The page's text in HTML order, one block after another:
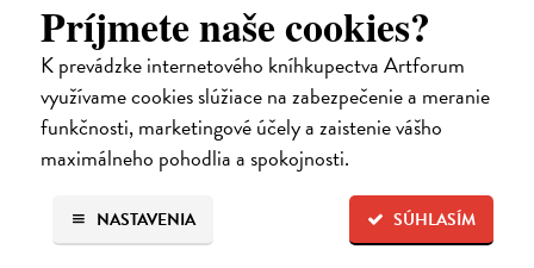
Príjmete naše cookies?
K prevádzke internetového kníhkupectva Artforum
využívame cookies slúžiace na zabezpečenie a meranie
funkčnosti, marketingové účely a zaistenie vášho
maximálneho pohodlia a spokojnosti.
SÚHLASÍM
NASTAVENIA
Ada
Jonášová Veronika| Elektronická kniha
Anastázie je mladá novinářka, momentálně ne zrovna šťastná. Opustil
Na stiahnutie ako